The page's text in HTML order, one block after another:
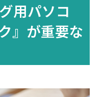
用パソコ
』が重要な